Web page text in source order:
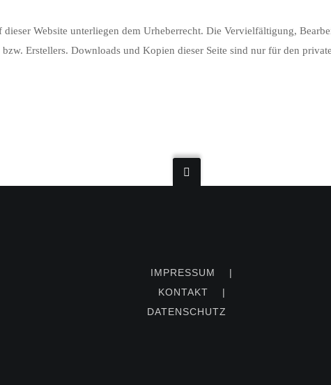
dieser Website unterliegen dem Urheberrecht. Die Vervielfältigung,
bzw. Erstellers. Downloads und Kopien dieser Seite sind nur für den
IMPRESSUM
|
KONTAKT
|
DATENSCHUTZ